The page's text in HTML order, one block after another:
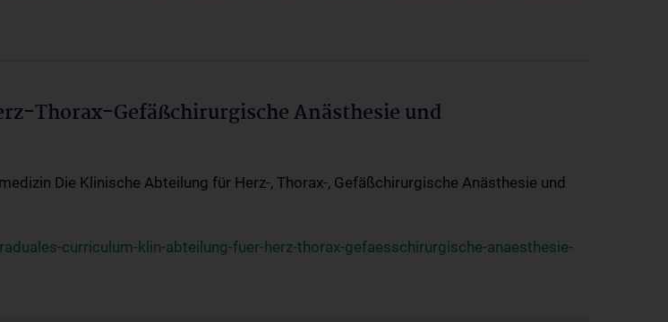
Thorax-Gefäßchirurgische Anästhesie und
Die Klinische Abteilung für Herz-, Thorax-, Gefäßchirurgische Anästhesie und
curriculum-klin-abteilung-fuer-herz-thorax-gefaesschirurgische-anaesthesie-